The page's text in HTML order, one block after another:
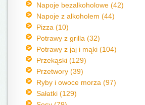
Napoje bezalkoholowe (42)
Napoje z alkoholem (44)
Pizza (10)
Potrawy z grilla (32)
Potrawy z jaj i mąki (104)
Przekąski (129)
Przetwory (39)
Ryby i owoce morza (97)
Sałatki (129)